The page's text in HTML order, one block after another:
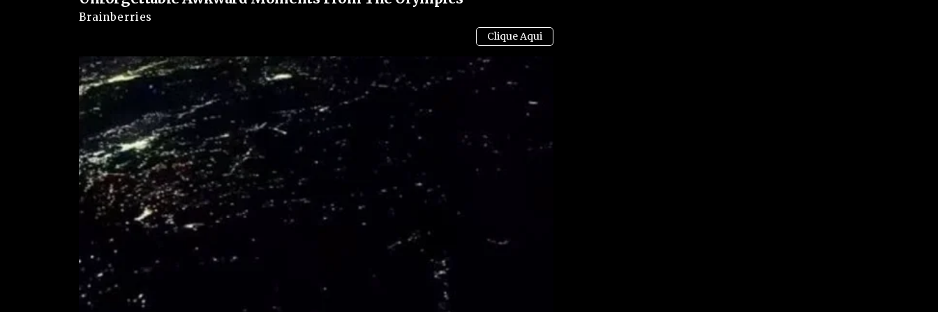
relacionadas a impedimentos, punições disciplinares, substituições e utilização de tecnologia. Em
praticamente todos os casos, houve um período inicial marcado por dúvidas, críticas e
interpretações divergentes.
Ex-jogadores e comentaristas esportivos destacaram que muitos atletas ainda podem desconhecer
completamente os impactos da nova orientação. Isso torna fundamental o trabalho de
conscientização realizado pelas federações, ligas e comissões de arbitragem para evitar novas
punições motivadas pelo desconhecimento das regras.
Enquanto a discussão segue entre torcedores e especialistas, o episódio já serve como um alerta
para jogadores de diferentes campeonatos. Gestos que durante anos fizeram parte da rotina do
futebol podem agora ser interpretados de maneira diferente pelas autoridades esportivas. Com isso,
Brainberries